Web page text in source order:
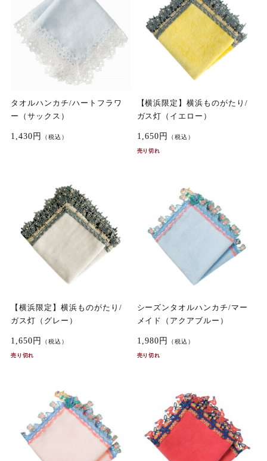
タオルハンカチ/ハートフラワ
ー（サックス）
1,430円 （税込）
【横浜限定】横浜ものがたり/
ガス灯（イエロー）
1,650円 （税込）
売り切れ
【横浜限定】横浜ものがたり/
ガス灯（グレー）
1,650円 （税込）
売り切れ
シーズンタオルハンカチ/マー
メイド（アクアブルー）
1,980円 （税込）
売り切れ